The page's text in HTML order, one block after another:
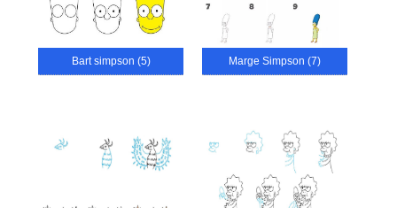
Bart simpson (5) Marge Simpson (7)